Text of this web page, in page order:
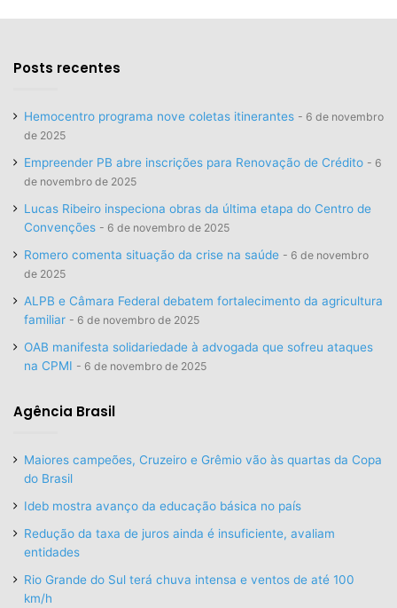
Posts recentes
Hemocentro programa nove coletas itinerantes
6 de novembro
de 2025
Empreender PB abre inscrições para Renovação de Crédito
6
de novembro de 2025
Lucas Ribeiro inspeciona obras da última etapa do Centro de
Convenções
6 de novembro de 2025
Romero comenta situação da crise na saúde
6 de novembro
de 2025
ALPB e Câmara Federal debatem fortalecimento da agricultura
familiar
6 de novembro de 2025
OAB manifesta solidariedade à advogada que sofreu ataques
na CPMI
6 de novembro de 2025
Agência Brasil
Maiores campeões, Cruzeiro e Grêmio vão às quartas da Copa
do Brasil
Ideb mostra avanço da educação básica no país
Redução da taxa de juros ainda é insuficiente, avaliam
entidades
Rio Grande do Sul terá chuva intensa e ventos de até 100
km/h